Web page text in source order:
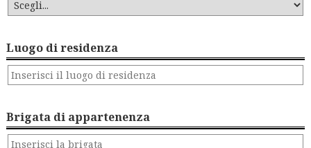
Luogo di residenza
Brigata di appartenenza